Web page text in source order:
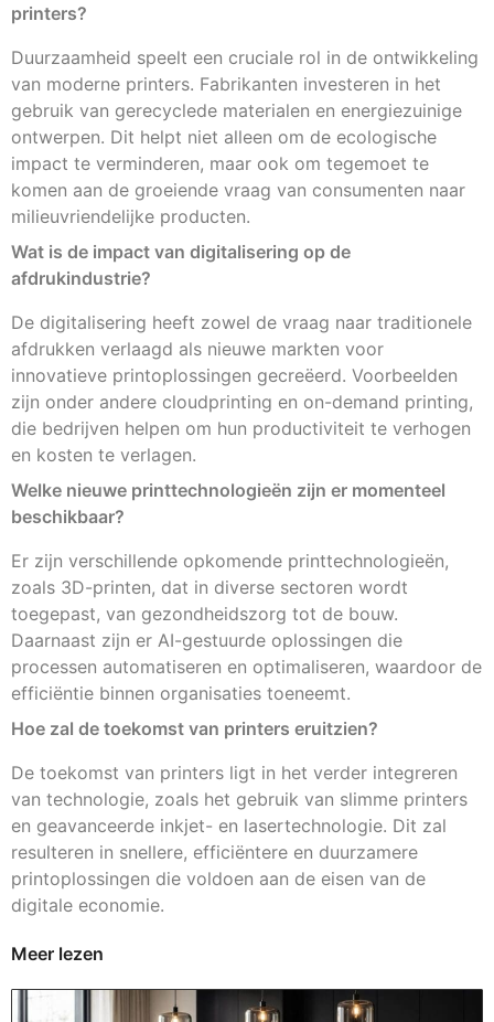
printers?
Duurzaamheid speelt een cruciale rol in de ontwikkeling
van moderne printers. Fabrikanten investeren in het
gebruik van gerecyclede materialen en energiezuinige
ontwerpen. Dit helpt niet alleen om de ecologische
impact te verminderen, maar ook om tegemoet te
komen aan de groeiende vraag van consumenten naar
milieuvriendelijke producten.
Wat is de impact van digitalisering op de
afdrukindustrie?
De digitalisering heeft zowel de vraag naar traditionele
afdrukken verlaagd als nieuwe markten voor
innovatieve printoplossingen gecreëerd. Voorbeelden
zijn onder andere cloudprinting en on-demand printing,
die bedrijven helpen om hun productiviteit te verhogen
en kosten te verlagen.
Welke nieuwe printtechnologieën zijn er momenteel
beschikbaar?
Er zijn verschillende opkomende printtechnologieën,
zoals 3D-printen, dat in diverse sectoren wordt
toegepast, van gezondheidszorg tot de bouw.
Daarnaast zijn er AI-gestuurde oplossingen die
processen automatiseren en optimaliseren, waardoor de
efficiëntie binnen organisaties toeneemt.
Hoe zal de toekomst van printers eruitzien?
De toekomst van printers ligt in het verder integreren
van technologie, zoals het gebruik van slimme printers
en geavanceerde inkjet- en lasertechnologie. Dit zal
resulteren in snellere, efficiëntere en duurzamere
printoplossingen die voldoen aan de eisen van de
digitale economie.
Meer lezen